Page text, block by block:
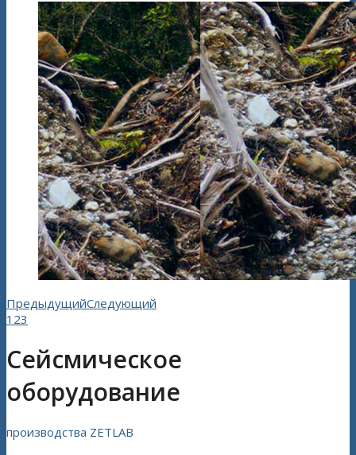
ПредыдущийСледующий
1 23
Сейсмическое
оборудование
производства ZETLAB